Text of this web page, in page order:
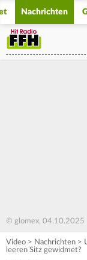
Nachrichten
© glomex, 04.10.2025
Video > Nachrichten >
leeren Sitz gewidmet?